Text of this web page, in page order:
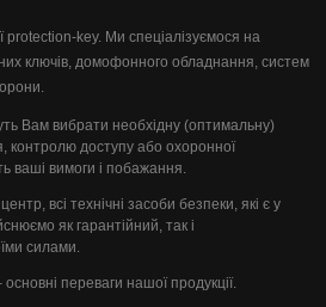
protection-key. Ми спеціалізуємося на
ключів, домофонного обладнання, систем
Вам вибрати необхідну (оптимальну)
контролю доступу або охоронної
ваші вимоги і побажання.
всі технічні засоби безпеки, які є у
як гарантійний, так і
силами.
основні переваги нашої продукції.